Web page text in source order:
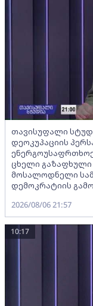
თავისუფალი
დეოკუპაციის
ცხელი
მოსალოდნელი
დემოკრატიის
2026/08/06 21:57
10:17